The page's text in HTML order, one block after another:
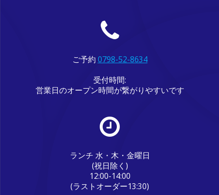
ご予約 0798-52-8634
受付時間:
営業日のオープン時間が繋がりやすいです
ランチ 水・木・金曜日
(祝日除く)
12:00-14:00
(ラストオーダー13:30)